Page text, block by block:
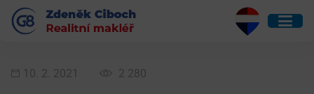
10. 2. 2021 2 280